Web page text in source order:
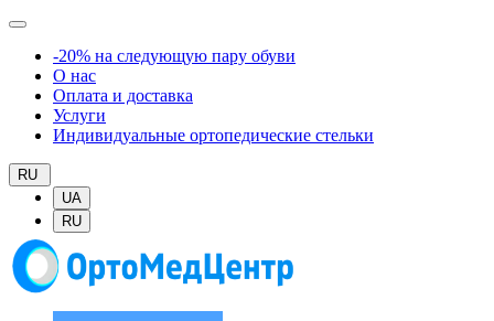
-20% на следующую пару обуви
О нас
Оплата и доставка
Услуги
Индивидуальные ортопедические стельки
RU
UA
RU